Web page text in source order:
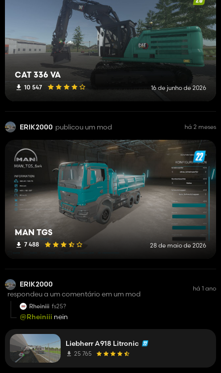
CAT 336 VA
10 547 16 de junho de 2026
ERIK2000 publicou um mod há 2 meses
MAN TGS
7 488 28 de maio de 2026
ERIK2000
respondeu a um comentário em um mod
há 1 ano
Rheiniii fs25?
@Rheiniii nein
Liebherr A918 Litronic
25 765